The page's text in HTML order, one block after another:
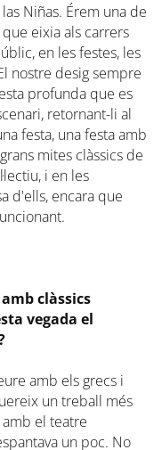
Niñas. Érem una de
eixia als carrers
en les festes, les
nostre desig sempre
profunda que es
retornant-li al
festa, una festa amb
mites clàssics de
i en les
d'ells, encara que
clàssics
vegada el
amb els grecs i
un treball més
el teatre
un poc. No